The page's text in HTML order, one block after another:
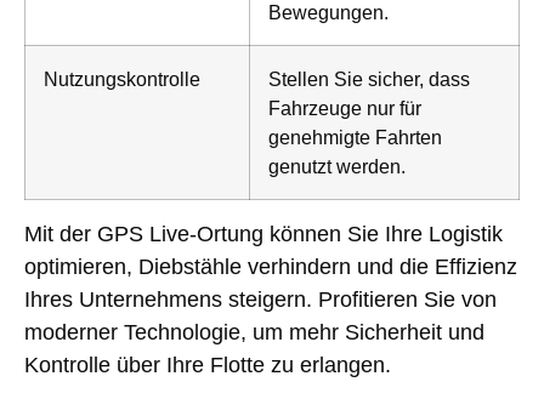
Bewegungen.
Nutzungskontrolle
Stellen Sie sicher, dass
Fahrzeuge nur für
genehmigte Fahrten
genutzt werden.
Mit der GPS Live-Ortung können Sie Ihre Logistik
optimieren, Diebstähle verhindern und die Effizienz
Ihres Unternehmens steigern. Profitieren Sie von
moderner Technologie, um mehr Sicherheit und
Kontrolle über Ihre Flotte zu erlangen.